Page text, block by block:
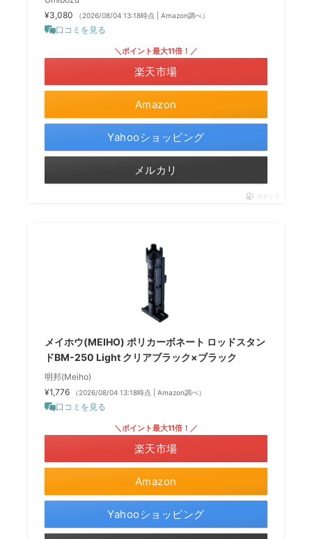
¥3,080
（2026/08/04 13:18時点 | Amazon調べ）
口コミを見る
Amazon
＼ポイント最大11倍！／
楽天市場
Yahooショッピング
メルカリ
ポチップ
メイホウ(MEIHO) ポリカーボネート ロッドスタン
ドBM-250 Light クリアブラック×ブラック
明邦(Meiho)
¥1,776
（2026/08/04 13:18時点 | Amazon調べ）
口コミを見る
Amazon
＼ポイント最大11倍！／
楽天市場
Yahooショッピング